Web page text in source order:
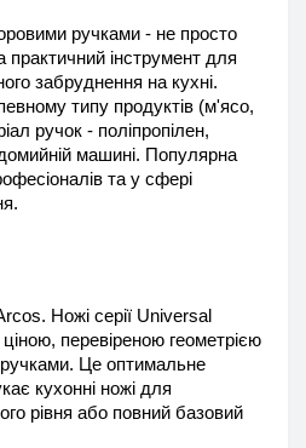
ручками - не просто
практичний інструмент для
забруднення на кухні.
типу продуктів (м'ясо,
ручок - поліпропілен,
машині. Популярна
та у сфері
Ножі серії Universal
перевіреною геометрією
ручками. Це оптимальне
кухонні ножі для
рівня або повний базовий